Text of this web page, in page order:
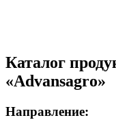
Каталог
«Advansagro»
Направление: